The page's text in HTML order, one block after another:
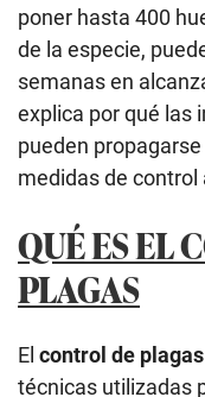
poner hasta 400
de la especie,
semanas en
explica por qué las
pueden
medidas de control
QUÉ ES EL
PLAGAS
El control de plagas
técnicas utilizadas